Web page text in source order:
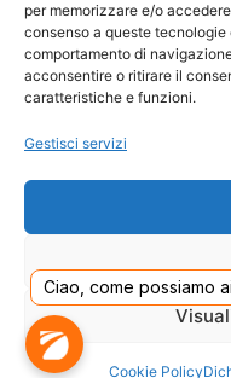
per memorizzare e/o
consenso a queste
comportamento di
acconsentire o ritirare il
caratteristiche e funzioni.
Gestisci servizi
Cookie Policy
SITO
DADO S.R.L. Unipersonale -
Ciao, come possiamo